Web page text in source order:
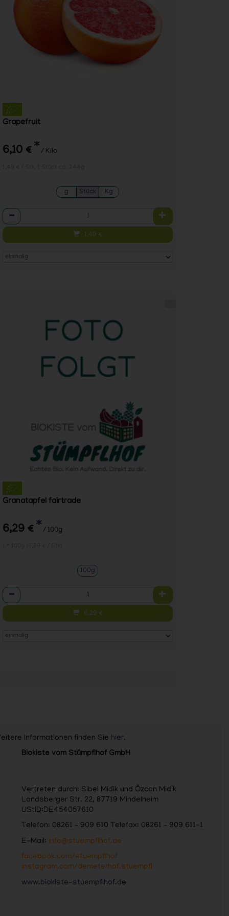
Grapefruit
6,10 €* / Kilo
g Stück Kg
Anzahl
1,49 €
Granatapfel fairtrade
6,29 €* / 100g
100g
Anzahl
6,29 €
Informationen finden Sie hier.
Biokiste vom Stümpflhof GmbH
Vertreten durch: Sibel Midik und Özcan Midik
Landsberger Str. 22, 87719 Mindelheim
UStID:DE454057610
Telefon: 08261 – 909 610 Telefax: 08261 – 909 611-1
E-Mail: info@stuempflhof.de
facebook.com/stuempflhof
instagram.com/demeterhof.stuempfl
www.biokiste-stuempflhof.de